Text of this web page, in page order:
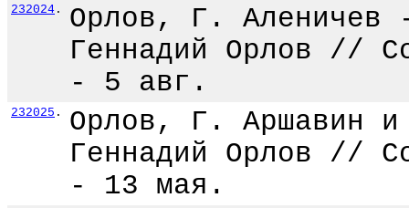
232024 .
Орлов, Г. Аленичев
Геннадий Орлов //
- 5 авг.
232025 .
Орлов, Г. Аршавин и
Геннадий Орлов //
- 13 мая.